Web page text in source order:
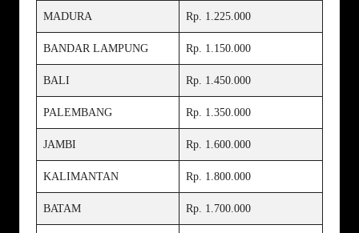
MADURA Rp. 1.225.000
BANDAR LAMPUNG Rp. 1.150.000
BALI Rp. 1.450.000
PALEMBANG Rp. 1.350.000
JAMBI Rp. 1.600.000
KALIMANTAN Rp. 1.800.000
BATAM Rp. 1.700.000